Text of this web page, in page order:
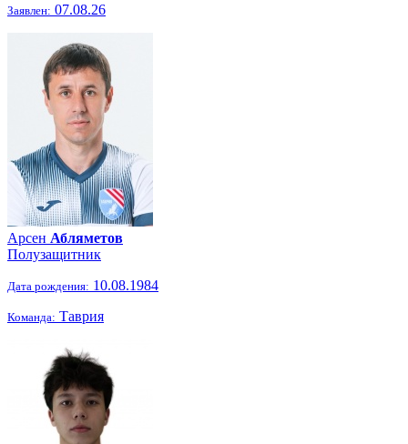
Заявлен: 07.08.26
Арсен Абляметов
Полузащитник
Дата рождения: 10.08.1984
Команда: Таврия